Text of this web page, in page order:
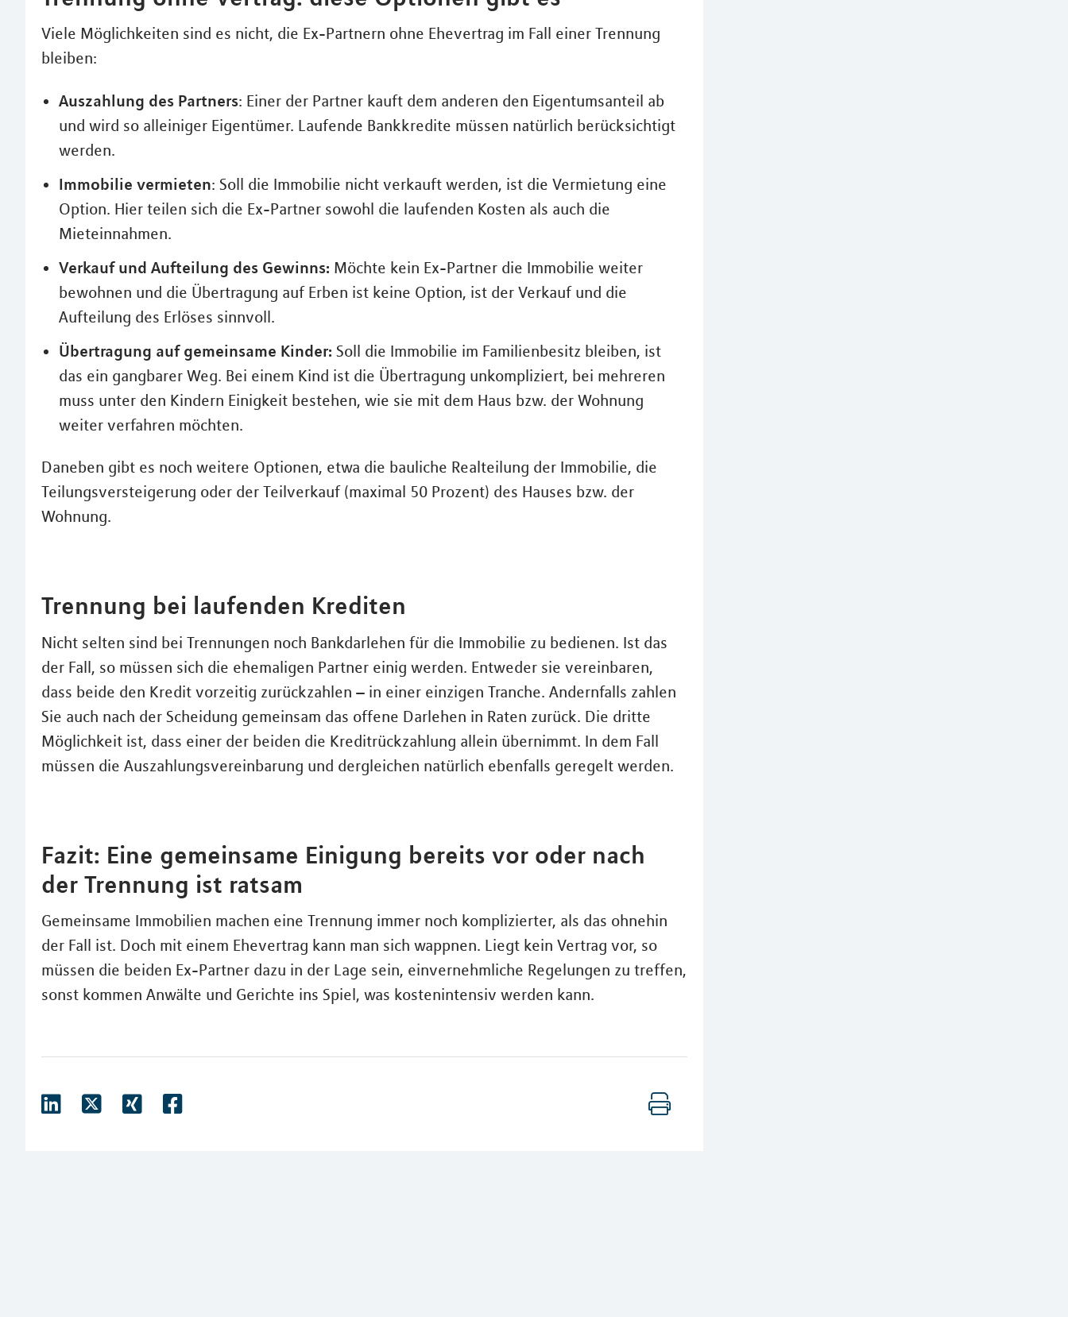
Viele Möglichkeiten sind es nicht, die Ex-Partnern ohne Ehevertrag im Fall einer Trennung
bleiben:
Auszahlung des Partners: Einer der Partner kauft dem anderen den Eigentumsanteil ab
und wird so alleiniger Eigentümer. Laufende Bankkredite müssen natürlich berücksichtigt
werden.
Immobilie vermieten: Soll die Immobilie nicht verkauft werden, ist die Vermietung eine
Option. Hier teilen sich die Ex-Partner sowohl die laufenden Kosten als auch die
Mieteinnahmen.
Verkauf und Aufteilung des Gewinns: Möchte kein Ex-Partner die Immobilie weiter
bewohnen und die Übertragung auf Erben ist keine Option, ist der Verkauf und die
Aufteilung des Erlöses sinnvoll.
Übertragung auf gemeinsame Kinder: Soll die Immobilie im Familienbesitz bleiben, ist
das ein gangbarer Weg. Bei einem Kind ist die Übertragung unkompliziert, bei mehreren
muss unter den Kindern Einigkeit bestehen, wie sie mit dem Haus bzw. der Wohnung
weiter verfahren möchten.
Daneben gibt es noch weitere Optionen, etwa die bauliche Realteilung der Immobilie, die
Teilungsversteigerung oder der Teilverkauf (maximal 50 Prozent) des Hauses bzw. der
Wohnung.
Trennung bei laufenden Krediten
Nicht selten sind bei Trennungen noch Bankdarlehen für die Immobilie zu bedienen. Ist das
der Fall, so müssen sich die ehemaligen Partner einig werden. Entweder sie vereinbaren,
dass beide den Kredit vorzeitig zurückzahlen – in einer einzigen Tranche. Andernfalls zahlen
Sie auch nach der Scheidung gemeinsam das offene Darlehen in Raten zurück. Die dritte
Möglichkeit ist, dass einer der beiden die Kreditrückzahlung allein übernimmt. In dem Fall
müssen die Auszahlungsvereinbarung und dergleichen natürlich ebenfalls geregelt werden.
Fazit: Eine gemeinsame Einigung bereits vor oder nach
der Trennung ist ratsam
Gemeinsame Immobilien machen eine Trennung immer noch komplizierter, als das ohnehin
der Fall ist. Doch mit einem Ehevertrag kann man sich wappnen. Liegt kein Vertrag vor, so
müssen die beiden Ex-Partner dazu in der Lage sein, einvernehmliche Regelungen zu treffen,
sonst kommen Anwälte und Gerichte ins Spiel, was kostenintensiv werden kann.